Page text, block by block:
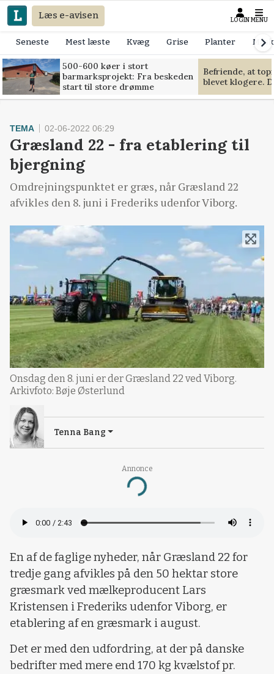
Læs e-avisen LOGIN MENU
Seneste Mest læste Kvæg Grise Planter
500-600 køer i stort
barmarksprojekt: Fra beskeden
start til store drømme
Befriende, at
blevet klogere.
Annonce
Loading...
TEMA 02-06-2022 06:29
Græsland 22 - fra etablering til
bjergning
Omdrejningspunktet er græs, når Græsland 22
afvikles den 8. juni i Frederiks udenfor Viborg.
Onsdag den 8. juni er der Græsland 22 ved Viborg.
Arkivfoto: Bøje Østerlund
Tenna Bang
En af de faglige nyheder, når Græsland 22 for
tredje gang afvikles på den 50 hektar store
græsmark ved mælkeproducent Lars
Kristensen i Frederiks udenfor Viborg, er
etablering af en græsmark i august.
Det er med den udfordring, at der på danske
bedrifter med mere end 170 kg kvælstof pr.